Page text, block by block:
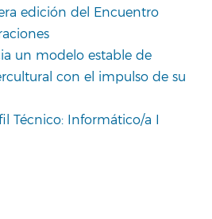
edición del Encuentro
un modelo estable de
con el impulso de su
Técnico: Informático/a I